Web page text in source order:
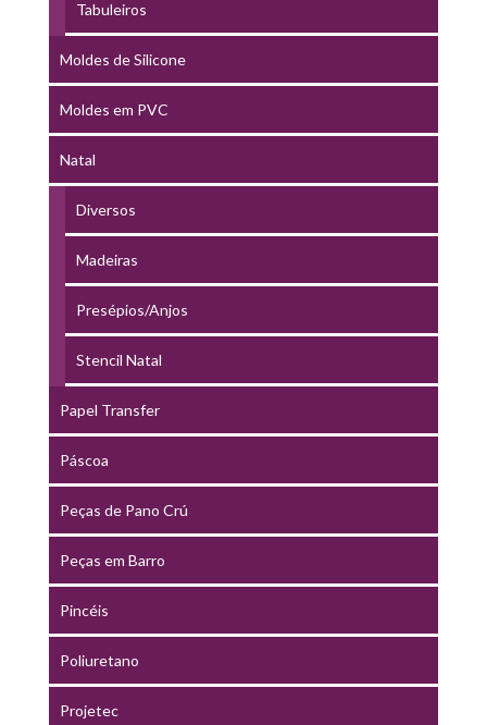
Tabuleiros
Moldes de Silicone
Moldes em PVC
Natal
Diversos
Madeiras
Presépios/Anjos
Stencil Natal
Papel Transfer
Páscoa
Peças de Pano Crú
Peças em Barro
Pincéis
Poliuretano
Projetec